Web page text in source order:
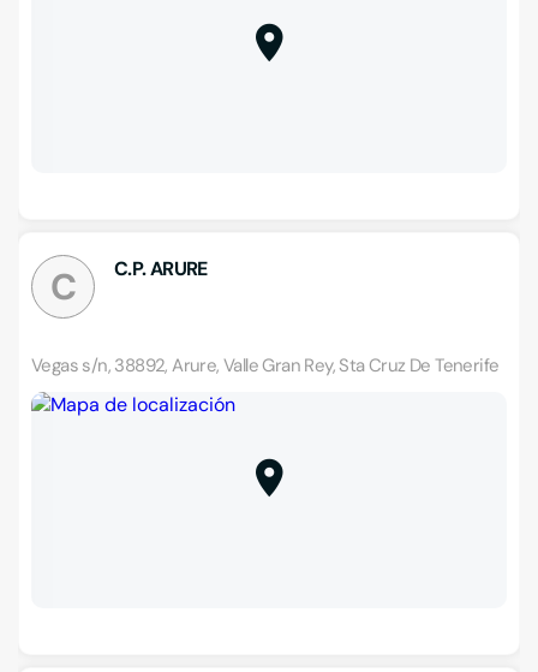
C C.P. ARURE
Vegas s/n, 38892, Arure, Valle Gran Rey, Sta Cruz De Tenerife